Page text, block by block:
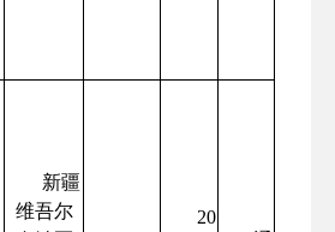
新疆
维吾尔
20